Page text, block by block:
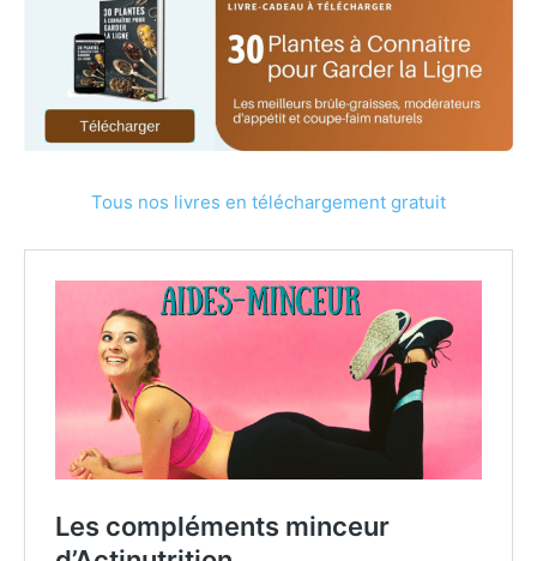
Tous nos livres en téléchargement gratuit